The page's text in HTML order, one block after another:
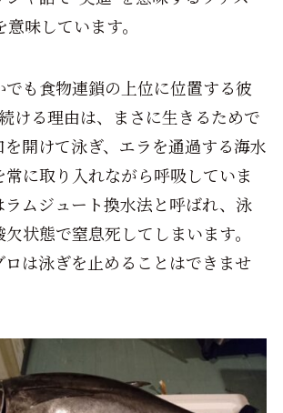
味しています。
でも食物連鎖の上位に位置する彼
ける理由は、まさに生きるためで
開けて泳ぎ、エラを通過する海水
常に取り入れながら呼吸していま
ラムジュート換水法と呼ばれ、泳
状態で窒息死してしまいます。
ロは泳ぎを止めることはできませ